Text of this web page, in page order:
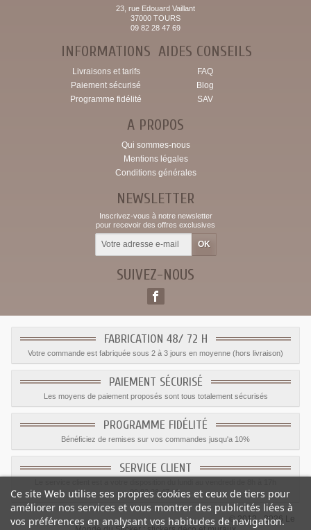
23, rue Edouard Vaillant
37000 TOURS
09 82 28 47 69
INFORMATIONS
Livraisons et tarifs
Paiement sécurisé
Programme fidélité
AIDES CONSEILS
FAQ
Blog
SAV
A PROPOS
Qui sommes-nous
Mentions légales
Conditions générales
NEWSLETTER
Inscrivez-vous à notre newsletter
pour recevoir des offres exclusives
SUIVEZ-NOUS
FABRICATION 48/ 72 H
Votre commande est fabriquée sous 2 à 3 jours en moyenne (hors livraison)
PAIEMENT SÉCURISÉ
Les moyens de paiement proposés sont tous totalement sécurisés
PROGRAMME FIDÉLITÉ
Bénéficiez de remises sur vos commandes jusqu'a 10%
SERVICE CLIENT
09.82.28.47.69.
© 2012 - 2026 Le
Ce site Web utilise ses propres cookies et ceux de tiers pour
améliorer nos services et vous montrer des publicités liées à
vos préférences en analysant vos habitudes de navigation.